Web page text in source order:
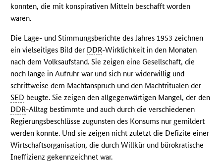
konnten, die mit konspirativen Mitteln beschafft worden
waren.
Die Lage- und Stimmungsberichte des Jahres 1953 zeichnen
ein vielseitiges Bild der DDR-Wirklichkeit in den Monaten
nach dem Volksaufstand. Sie zeigen eine Gesellschaft, die
noch lange in Aufruhr war und sich nur widerwillig und
schrittweise dem Machtanspruch und den Machtritualen der
SED beugte. Sie zeigen den allgegenwärtigen Mangel, der den
DDR-Alltag bestimmte und auch durch die verschiedenen
Regierungsbeschlüsse zugunsten des Konsums nur gemildert
werden konnte. Und sie zeigen nicht zuletzt die Defizite einer
Wirtschaftsorganisation, die durch Willkür und bürokratische
Ineffizienz gekennzeichnet war.